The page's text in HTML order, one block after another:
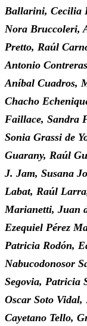
Ballarini, Cecilia
Nora Bruccoleri,
Pretto, Raúl
Antonio
Aníbal Cuadros,
Chacho
Faillace, Sandra
Sonia Grassi de
Guarany, Raúl
J. Jam, Susana
Labat, Raúl
Marianetti, Juan
Ezequiel Pérez
Patricia Rodón,
Nabucodonosor
Segovia, Patricia
Oscar Soto
Cayetano Tello,